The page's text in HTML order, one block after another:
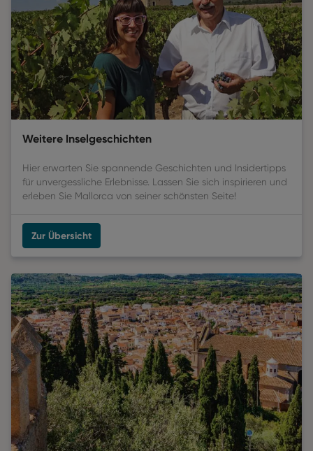
Weitere Inselgeschichten
Hier erwarten Sie spannende Geschichten und Insidertipps
für unvergessliche Erlebnisse. Lassen Sie sich inspirieren und
erleben Sie Mallorca von seiner schönsten Seite!
Zur Übersicht